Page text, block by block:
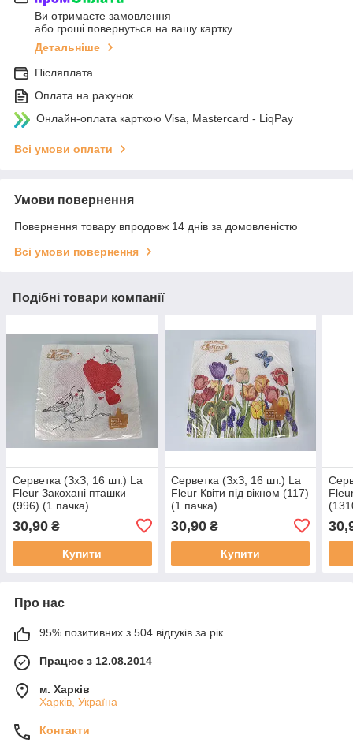
Ви отримаєте замовлення
або гроші повернуться на вашу картку
Детальніше
Післяплата
Оплата на рахунок
Онлайн-оплата карткою Visa, Mastercard - LiqPay
Всі умови оплати
Умови повернення
Повернення товару впродовж 14 днів за домовленістю
Всі умови повернення
Подібні товари компанії
Серветка (ЗхЗ, 16 шт.) La
Fleur Закохані пташки
(996) (1 пачка)
30,90 ₴
Купити
Серветка (ЗхЗ, 16 шт.) La
Fleur Квіти під вікном (117)
(1 пачка)
30,90₴
Купити
Про нас
95% позитивних з 504 відгуків за рік
Працює з 12.08.2014
м. Харків
Харків, Україна
Контакти